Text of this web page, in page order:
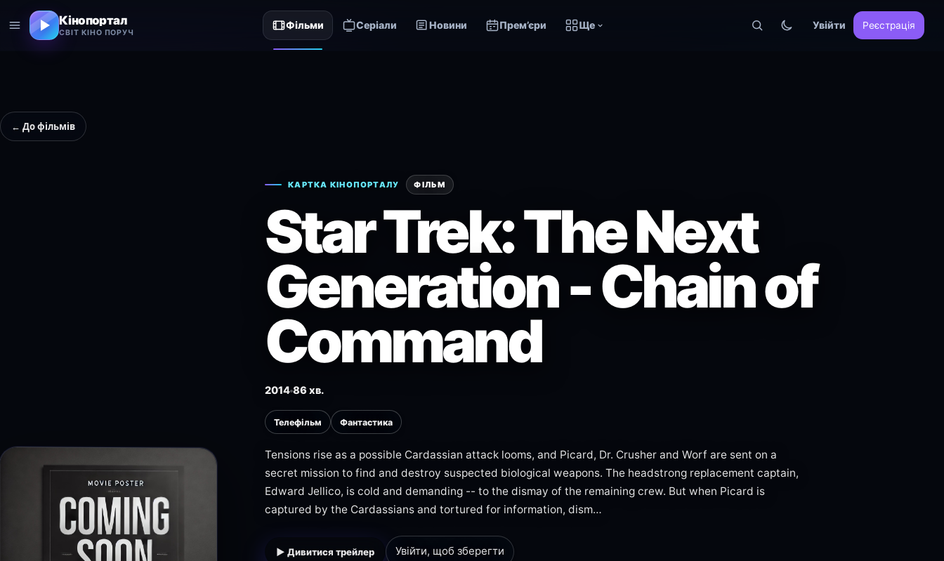
Кінопортал
СВІТ КІНО ПОРУЧ
Фільми Серіали Новини Прем’єри Ще Увійти Реєстрація
← До фільмів
КАРТКА КІНОПОРТАЛУ ФІЛЬМ
Star Trek: The Next
Generation - Chain of
Command
2014 86 хв.
Телефільм Фантастика
Tensions rise as a possible Cardassian attack looms, and Picard, Dr. Crusher and Worf are sent on a
secret mission to find and destroy suspected biological weapons. The headstrong replacement captain,
Edward Jellico, is cold and demanding -- to the dismay of the remaining crew. But when Picard is
captured by the Cardassians and tortured for information, dism…
▶ Дивитися трейлер Увійти, щоб зберегти